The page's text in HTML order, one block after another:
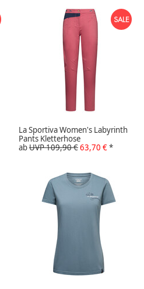
La Sportiva Women's Labyrinth
Pants Kletterhose
abUVP 109,90 €63,70 €*